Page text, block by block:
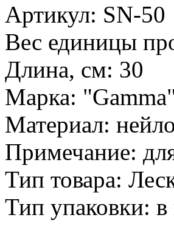
Артикул: SN-50
Вес единицы
Длина, см: 30
Марка:
Материал:
Примечание:
Тип товара:
Тип упаковки: в